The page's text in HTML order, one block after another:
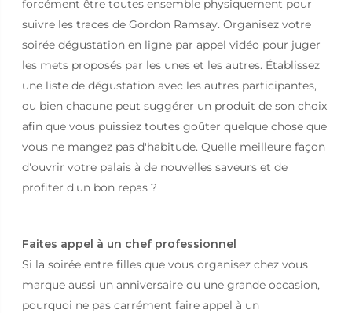
forcément être toutes ensemble physiquement pour
suivre les traces de Gordon Ramsay. Organisez votre
soirée dégustation en ligne par appel vidéo pour juger
les mets proposés par les unes et les autres. Établissez
une liste de dégustation avec les autres participantes,
ou bien chacune peut suggérer un produit de son choix
afin que vous puissiez toutes goûter quelque chose que
vous ne mangez pas d'habitude. Quelle meilleure façon
d'ouvrir votre palais à de nouvelles saveurs et de
profiter d'un bon repas ?
Faites appel à un chef professionnel
Si la soirée entre filles que vous organisez chez vous
marque aussi un anniversaire ou une grande occasion,
pourquoi ne pas carrément faire appel à un